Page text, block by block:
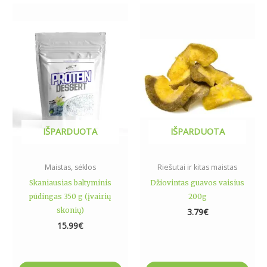
IŠPARDUOTA
Maistas, sėklos
Skaniausias baltyminis
pūdingas 350 g (įvairių
skonių)
15.99€
multiple
variants.
The
options
may
be
chosen
product
page
IŠPARDUOTA
Riešutai ir kitas maistas
Džiovintas guavos vaisius
200g
3.79€